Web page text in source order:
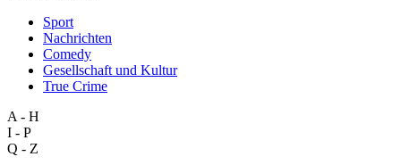
Sport
Nachrichten
Comedy
Gesellschaft und Kultur
True Crime
A - H
I - P
Q - Z